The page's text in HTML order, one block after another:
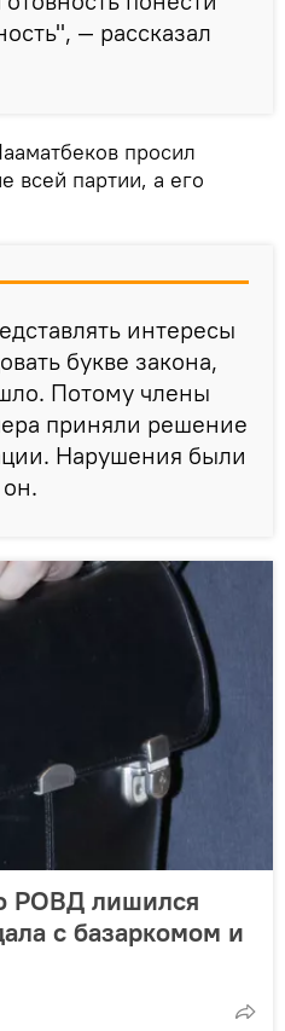
— рассказал
просил
всей партии, а его
интересы
букве закона,
Потому члены
приняли решение
Нарушения были
РОВД лишился
с базаркомом и